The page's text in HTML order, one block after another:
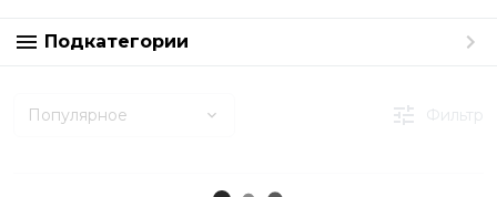
Подкатегории
Популярное Фильтр